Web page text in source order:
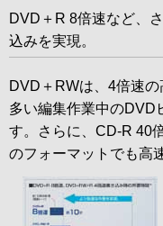
DVD＋R 8倍速など、
込みを実現。
DVD＋RWは、4倍速
多い編集作業中のDVD
す。さらに、CD-R 40
のフォーマットでも高